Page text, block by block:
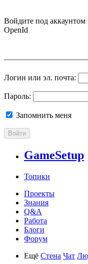
Войдите под
OpenId
Логин или эл. почта:
Пароль:
Запомнить меня
Войти
GameSetup
Топики
Проекты
Знания
Q&A
Работа
Блоги
Форум
Ещё Стена Чат